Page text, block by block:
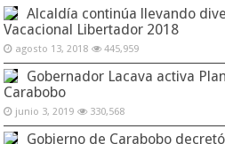
Alcaldía continúa llevando
Vacacional Libertador 2018
agosto 13, 2018 445,959
Gobernador Lacava activa
Carabobo
junio 3, 2019 330,568
Gobierno de Carabobo